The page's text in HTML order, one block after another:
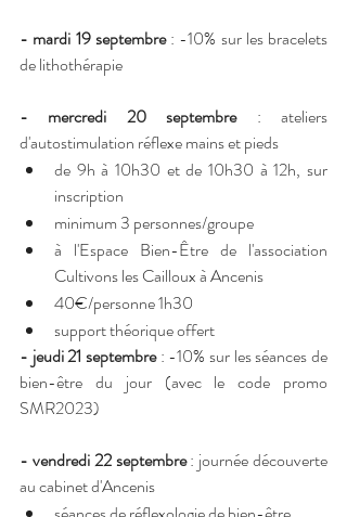
- mardi 19 septembre : -10% sur les bracelets
de lithothérapie
- mercredi 20 septembre : ateliers
d'autostimulation réflexe mains et pieds
de 9h à 10h30 et de 10h30 à 12h, sur
inscription
minimum 3 personnes/groupe
à l'Espace Bien-Être de l'association
Cultivons les Cailloux à Ancenis
40€/personne 1h30
support théorique offert
- jeudi 21 septembre : -10% sur les séances de
bien-être du jour (avec le code promo
SMR2023)
- vendredi 22 septembre : journée découverte
au cabinet d'Ancenis